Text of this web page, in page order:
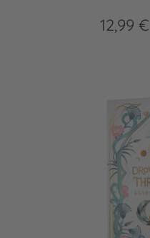
12,99 €